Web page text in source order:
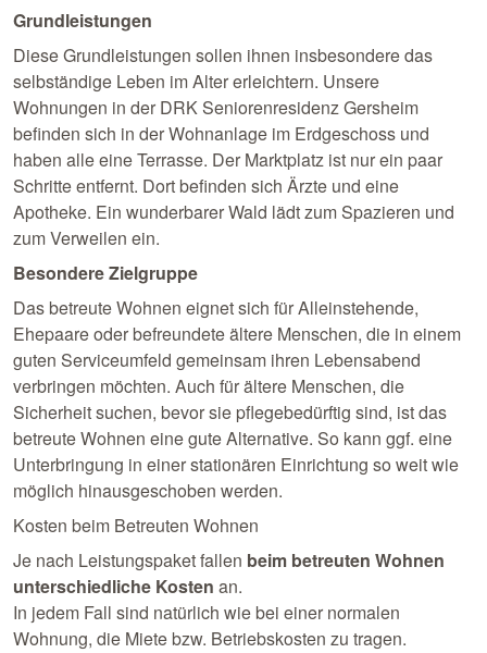
Grundleistungen
Diese Grundleistungen sollen ihnen insbesondere das
selbständige Leben im Alter erleichtern. Unsere
Wohnungen in der DRK Seniorenresidenz Gersheim
befinden sich in der Wohnanlage im Erdgeschoss und
haben alle eine Terrasse. Der Marktplatz ist nur ein paar
Schritte entfernt. Dort befinden sich Ärzte und eine
Apotheke. Ein wunderbarer Wald lädt zum Spazieren und
zum Verweilen ein.
Besondere Zielgruppe
Das betreute Wohnen eignet sich für Alleinstehende,
Ehepaare oder befreundete ältere Menschen, die in einem
guten Serviceumfeld gemeinsam ihren Lebensabend
verbringen möchten. Auch für ältere Menschen, die
Sicherheit suchen, bevor sie pflegebedürftig sind, ist das
betreute Wohnen eine gute Alternative. So kann ggf. eine
Unterbringung in einer stationären Einrichtung so weit wie
möglich hinausgeschoben werden.
Kosten beim Betreuten Wohnen
Je nach Leistungspaket fallen beim betreuten Wohnen
unterschiedliche Kosten an.
In jedem Fall sind natürlich wie bei einer normalen
Wohnung, die Miete bzw. Betriebskosten zu tragen.